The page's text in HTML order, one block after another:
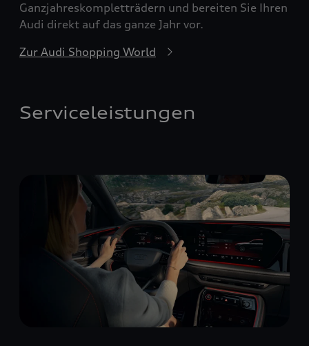
Ganzjahreskompletträdern und bereiten Sie Ihren
Audi direkt auf das ganze Jahr vor.
Zur Audi Shopping World
Serviceleistungen